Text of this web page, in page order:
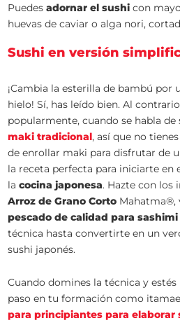
Puedesadornar el sushi con
huevas de caviar o alga nori,
Sushi en versión
¡Cambia la esterilla de bambú por
hielo! Sí, has leído bien. Al
popularmente, cuando se habla
maki tradicional, así que no
de enrollar maki para disfrutar de
la receta perfecta para iniciarte en
la cocina japonesa. Hazte con los
Arroz de Grano Corto Mahatma®,
pescado de calidad para
técnica hasta convertirte en un
sushi japonés.
Cuando domines la técnica y
paso en tu formación como
para principiantes para elaborar